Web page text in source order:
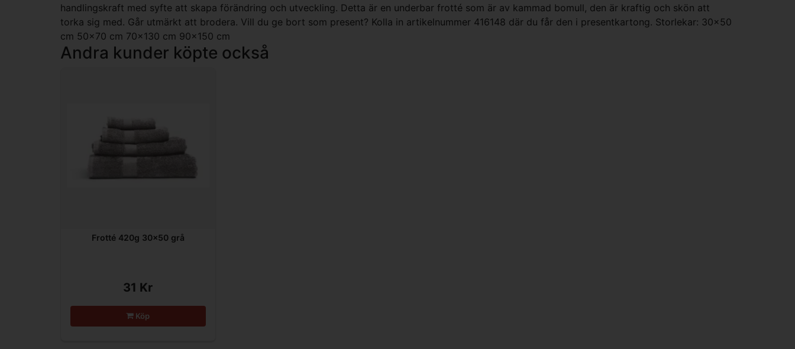
handlingskraft med syfte att skapa förändring och utveckling. Detta är en underbar frotté som är av kammad bomull, den är kraftig och skön att
torka sig med. Går utmärkt att brodera. Vill du ge bort som present? Kolla in artikelnummer 416148 där du får den i presentkartong. Storlekar: 30x50
cm 50x70 cm 70x130 cm 90x150 cm
Andra kunder köpte också
Frotté 420g 30x50 grå
31 Kr
Köp